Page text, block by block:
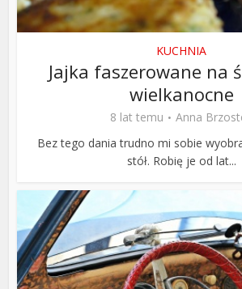
KUCHNIA
Jajka faszerowane na
wielkanocne
8 lat temu
Anna
Bez tego dania trudno mi sobie
stół. Robię je od lat...